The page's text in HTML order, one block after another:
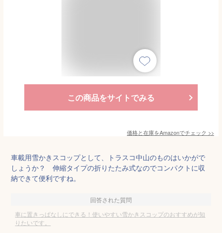
この商品をサイトでみる
価格と在庫をAmazonでチェック >>
車載用雪かきスコップとして、トラスコ中山のものはいかがで
しょうか？ 伸縮タイプの折りたたみ式なのでコンパクトに収
納できて便利ですね。
回答された質問
車に置きっぱなしにできる！使いやすい雪かきスコップのおすすめが知
りたいです。